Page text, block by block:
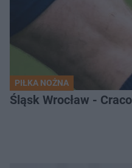
PIŁKA NOŻNA
Śląsk Wrocław -